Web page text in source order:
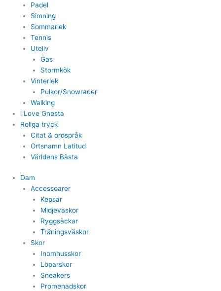
Padel
Simning
Sommarlek
Tennis
Uteliv
Gas
Stormkök
Vinterlek
Pulkor/Snowracer
Walking
i Love Gnesta
Roliga tryck
Citat & ordspråk
Ortsnamn Latitud
Världens Bästa
Dam
Accessoarer
Kepsar
Midjeväskor
Ryggsäckar
Träningsväskor
Skor
Inomhusskor
Löparskor
Sneakers
Promenadskor